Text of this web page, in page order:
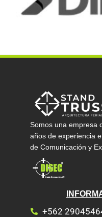
Somos una empresa
años de experiencia
de Comunicación y
+562